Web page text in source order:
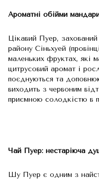
Ароматні обійми
Цікавий Пуер,
району Сіньхуей
маленьких фруктах, які
цитрусовий аромат і
поєднуються та
виходить з червоним
приємною солодкістю в
Чай Пуер: нестаріюча
Шу Пуер є одним з